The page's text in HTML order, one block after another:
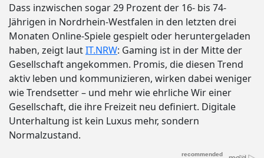
Dass inzwischen sogar 29 Prozent der 16- bis 74-
Jährigen in Nordrhein-Westfalen in den letzten drei
Monaten Online-Spiele gespielt oder heruntergeladen
haben, zeigt lautIT.NRW: Gaming ist in der Mitte der
Gesellschaft angekommen. Promis, die diesen Trend
aktiv leben und kommunizieren, wirken dabei weniger
wie Trendsetter – und mehr wie ehrliche Wir einer
Gesellschaft, die ihre Freizeit neu definiert. Digitale
Unterhaltung ist kein Luxus mehr, sondern
Normalzustand.